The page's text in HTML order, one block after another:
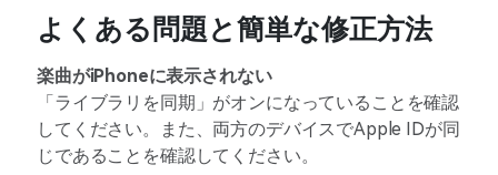
よくある問題と簡単な修正方法
楽曲がiPhoneに表示されない
「ライブラリを同期」がオンになっていることを確認
してください。また、両方のデバイスでApple IDが同
じであることを確認してください。